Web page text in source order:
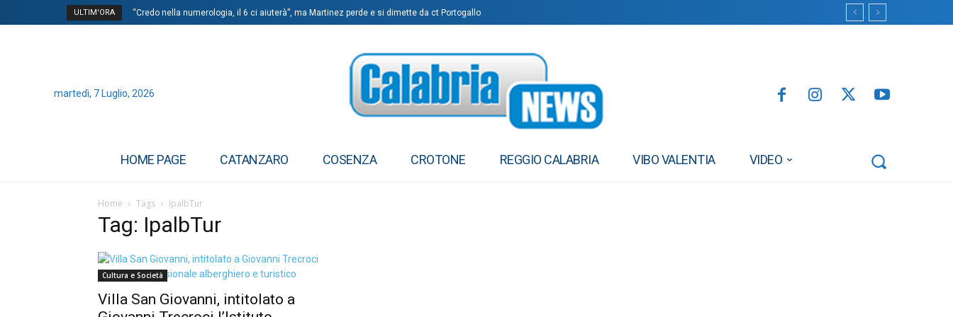
ULTIM'ORA “Credo nella numerologia, il 6 ci aiuterà”, ma Martinez perde e si dimette da ct Portogallo
martedì, 7 Luglio, 2026
HOME PAGE CATANZARO COSENZA CROTONE REGGIO CALABRIA VIBO VALENTIA VIDEO
Home Tags IpalbTur
Tag: IpalbTur
Cultura e Società
Villa San Giovanni, intitolato a